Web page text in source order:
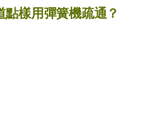
樣用彈簧機疏通？